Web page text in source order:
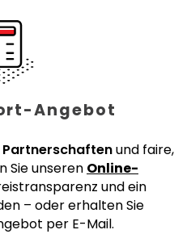
Angebot
und faire,
Sie unseren Online-
und ein
– oder erhalten Sie
per E-Mail.